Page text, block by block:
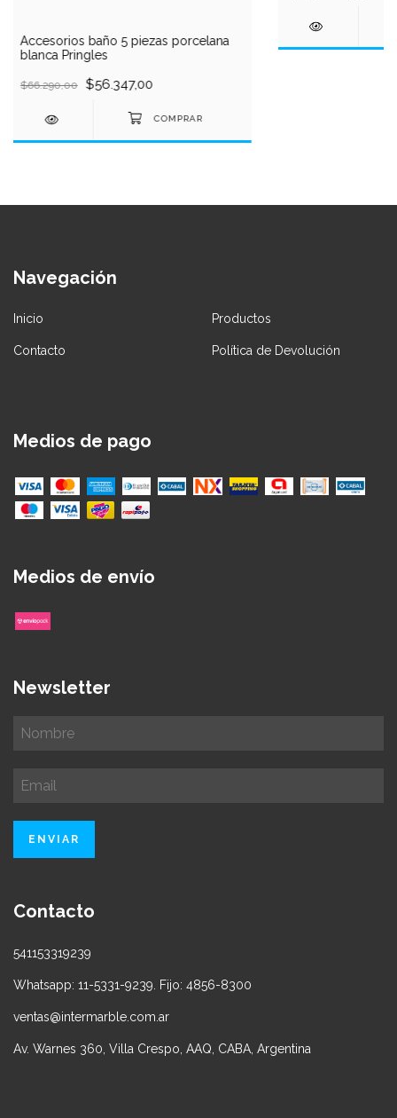
Accesorios baño 5 piezas porcelana
blanca Pringles
$66.290,00 $56.347,00
Navegación
Inicio Productos
Contacto Política de Devolución
Medios de pago
Medios de envío
Newsletter
Contacto
541153319239
Whatsapp: 11-5331-9239. Fijo: 4856-8300
ventas@intermarble.com.ar
Av. Warnes 360, Villa Crespo, AAQ, CABA, Argentina